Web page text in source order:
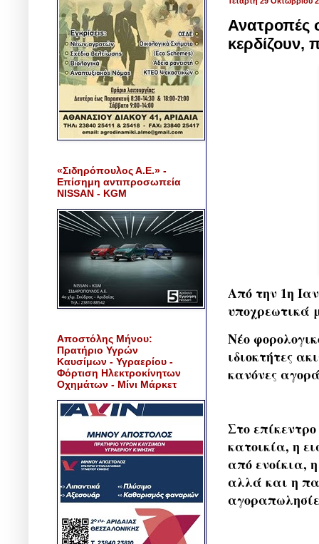
Ανατροπές
κερδίζουν,
Από την 1η
υποχρεωτικά
Νέο
ιδιοκτήτες
κανόνες
Στο
κατοικία, η
από ενοίκια,
αλλά και η
«Σιδηρόπουλος Α.Ε.» -
Επίσημη αντιπροσωπεία
NISSAN - KGM
Αποστόλης Μήνου:
Πρατήριο Υγρών
Καυσίμων - Υγραερίου -
Φόρτιση Ηλεκτροκίνητων
Οχημάτων - Μίνι Μάρκετ